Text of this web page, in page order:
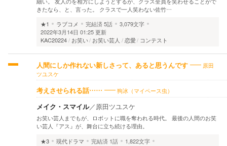
きたなら、と、言った。 クラスで一人笑わない佐竹…
★1
ラブコメ 完結済5話
3,079文字
2022年3月14日 01:25 更新
KAC20224
お笑い お笑い芸人 恋愛 コンテスト
人間にしか作れない新しさって、あると思うんです
原田
ツユスケ
考えさせられる話…… 狗冰（マイペース虫）
メイク・スマイル／原田ツユスケ
お笑い芸人までもが、ロボットに職を奪われる時代。 最後の人間のお笑
い芸人『アス』が、舞台に立ち続ける理由。
★3
現代ドラマ 完結済 1話
1,822文字